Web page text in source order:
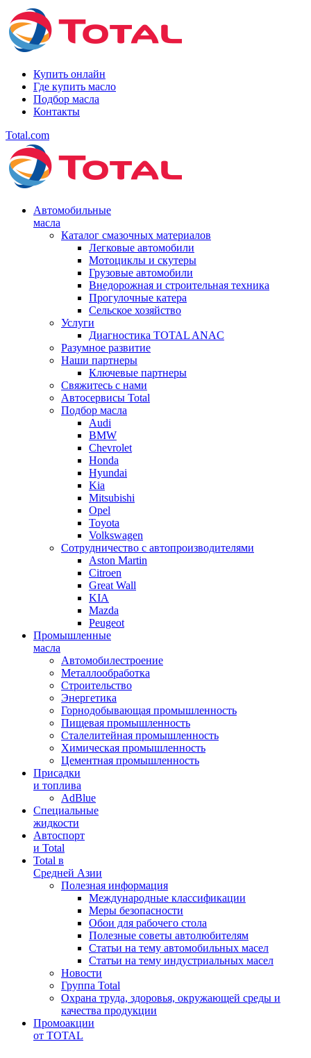
Купить онлайн
Где купить масло
Подбор масла
Контакты
Total.com
Автомобильные
масла
Каталог смазочных материалов
Легковые автомобили
Мотоциклы и скутеры
Грузовые автомобили
Внедорожная и строительная техника
Прогулочные катера
Сельское хозяйство
Услуги
Диагностика TOTAL ANAC
Разумное развитие
Наши партнеры
Ключевые партнеры
Свяжитесь с нами
Автосервисы Total
Подбор масла
Audi
BMW
Chevrolet
Honda
Hyundai
Kia
Mitsubishi
Opel
Toyota
Volkswagen
Сотрудничество с автопроизводителями
Aston Martin
Citroen
Great Wall
KIA
Mazda
Peugeot
Промышленные
масла
Автомобилестроение
Металлообработка
Строительство
Энергетика
Горнодобывающая промышленность
Пищевая промышленность
Сталелитейная промышленность
Химическая промышленность
Цементная промышленность
Присадки
и топлива
AdBlue
Специальные
жидкости
Автоспорт
и Total
Total в
Средней Азии
Полезная информация
Международные классификации
Меры безопасности
Обои для рабочего стола
Полезные советы автолюбителям
Статьи на тему автомобильных масел
Статьи на тему индустриальных масел
Новости
Группа Total
Охрана труда, здоровья, окружающей среды и
качества продукции
Промоакции
от TOTAL